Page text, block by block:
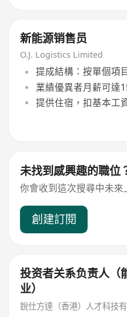
新能源销售员
O.J. Logistics Limited
提成結構：按單個項
業績優異者月薪可達
提供住宿，扣基本工
未找到感興趣的職位
你會收到這次搜尋中未
創建訂閱
投资者关系负责人（
业）
銳仕方達（香港）人才科技